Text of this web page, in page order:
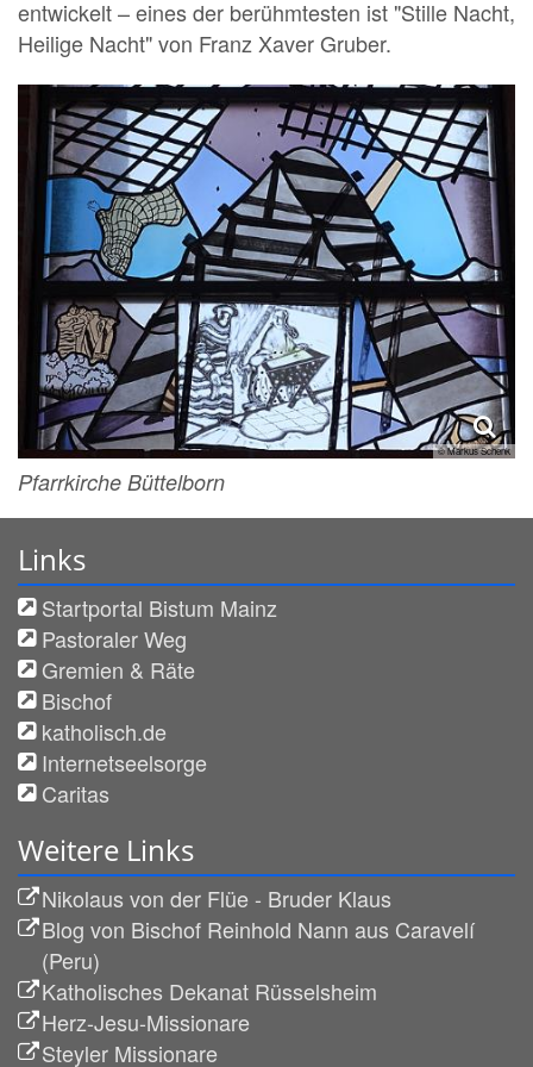
entwickelt – eines der berühmtesten ist "Stille Nacht,
Heilige Nacht" von Franz Xaver Gruber.
© Markus Schenk
Pfarrkirche Büttelborn
Links
Startportal Bistum Mainz
Pastoraler Weg
Gremien & Räte
Bischof
katholisch.de
Internetseelsorge
Caritas
Weitere Links
Nikolaus von der Flüe - Bruder Klaus
Blog von Bischof Reinhold Nann aus Caravelí
(Peru)
Katholisches Dekanat Rüsselsheim
Herz-Jesu-Missionare
Steyler Missionare